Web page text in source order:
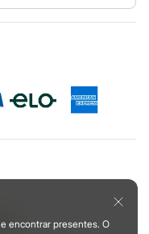
encontrar presentes. O